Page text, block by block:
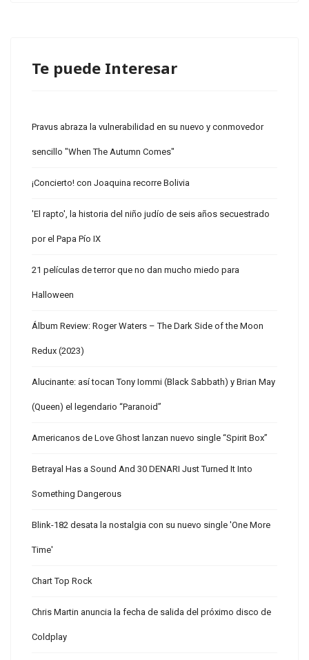
Te puede Interesar
Pravus abraza la vulnerabilidad en su nuevo y conmovedor
sencillo "When The Autumn Comes"
¡Concierto! con Joaquina recorre Bolivia
'El rapto', la historia del niño judío de seis años secuestrado
por el Papa Pío IX
21 películas de terror que no dan mucho miedo para
Halloween
Álbum Review: Roger Waters – The Dark Side of the Moon
Redux (2023)
Alucinante: así tocan Tony Iommi (Black Sabbath) y Brian May
(Queen) el legendario “Paranoid”
Americanos de Love Ghost lanzan nuevo single “Spirit Box”
Betrayal Has a Sound And 30 DENARI Just Turned It Into
Something Dangerous
Blink-182 desata la nostalgia con su nuevo single 'One More
Time'
Chart Top Rock
Chris Martin anuncia la fecha de salida del próximo disco de
Coldplay